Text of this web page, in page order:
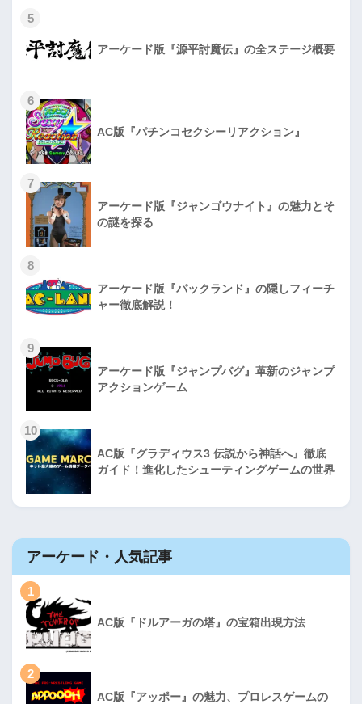
5
アーケード版『源平討魔伝』の全ステージ概要
6
AC版『パチンコセクシーリアクション』
7
アーケード版『ジャンゴウナイト』の魅力とそ
の謎を探る
8
アーケード版『パックランド』の隠しフィーチ
ャー徹底解説！
9
アーケード版『ジャンプバグ』革新のジャンプ
アクションゲーム
10
AC版『グラディウス3 伝説から神話へ』徹底
ガイド！進化したシューティングゲームの世界
アーケード・人気記事
1
AC版『ドルアーガの塔』の宝箱出現方法
2
AC版『アッポー』の魅力、プロレスゲームの